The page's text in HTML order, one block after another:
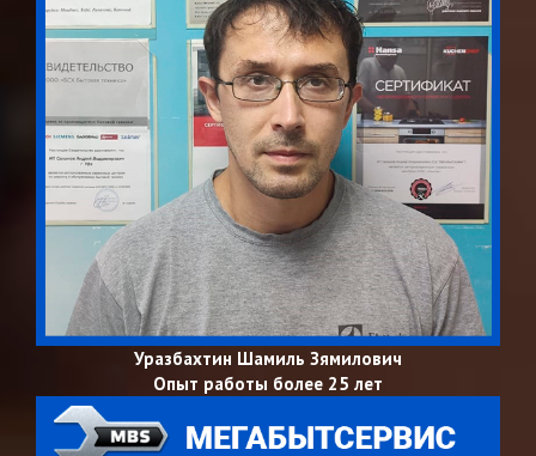
Уразбахтин Шамиль Зямилович
Опыт работы более 25 лет